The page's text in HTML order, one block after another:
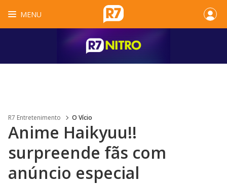
MENU
R7 Entretenimento O Vício
Anime Haikyuu!!
surpreende fãs com
anúncio especial